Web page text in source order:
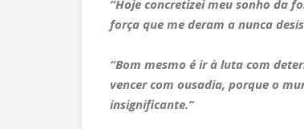
“Hoje concretizei meu sonho da
força que me deram a nunca
“Bom mesmo é ir à luta com
vencer com ousadia, porque o
insignificante.”